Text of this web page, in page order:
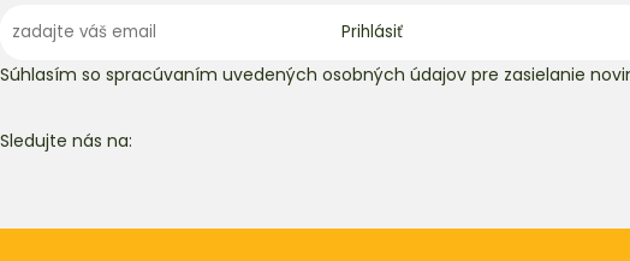
Súhlasím so spracúvaním uvedených osobných údajov pre zasielanie
Sledujte nás na: